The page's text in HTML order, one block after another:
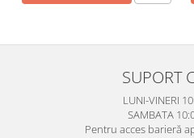
SUPORT
LUNI-VINERI
SAMBATA
Pentru acces barieră